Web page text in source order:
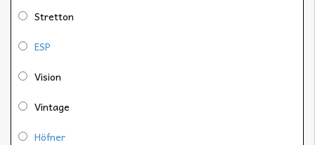
Stretton
ESP
Vision
Vintage
Höfner